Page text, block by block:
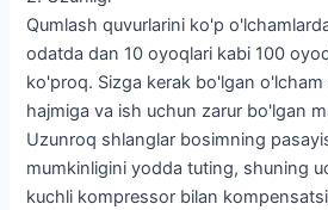
Qumlash quvurlarini ko'p
odatda dan 10 oyoqlari kabi 100
ko'proq. Sizga kerak bo'lgan
hajmiga va ish uchun zarur bo'lgan
Uzunroq shlanglar bosimning
mumkinligini yodda tuting, shuning
kuchli kompressor bilan